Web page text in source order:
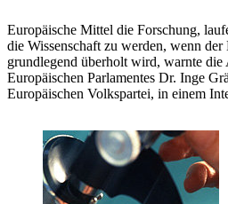
Europäische Mittel die Forschung,
die Wissenschaft zu werden, wenn
grundlegend überholt wird, warnte die
Europäischen Parlamentes Dr. Inge
Europäischen Volkspartei, in einem